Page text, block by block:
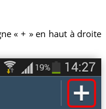
« + » en haut à droite